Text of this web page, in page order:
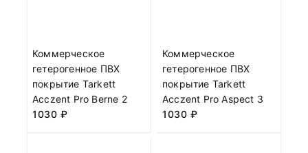
Коммерческое
гетерогенное ПВХ
покрытие Tarkett
Acczent Pro Berne 2
1030 ₽
Коммерческое
гетерогенное ПВХ
покрытие Tarkett
Acczent Pro Aspect 3
1030 ₽